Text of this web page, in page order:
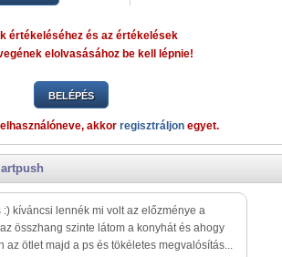
értékeléséhez és az értékelések
elolvasásához be kell lépnie!
BELÉPÉS
akkor regisztráljon egyet.
artpush
kíváncsi lennék mi volt az előzménye a
összhang szinte látom a konyhát és ahogy
az ötlet majd a ps és tökéletes megvalósítás...